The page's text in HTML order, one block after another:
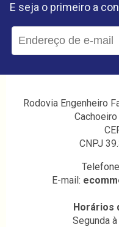
E seja o primeiro a
Rodovia Engenheiro
CNPJ
E-mail:
Horários
Segunda